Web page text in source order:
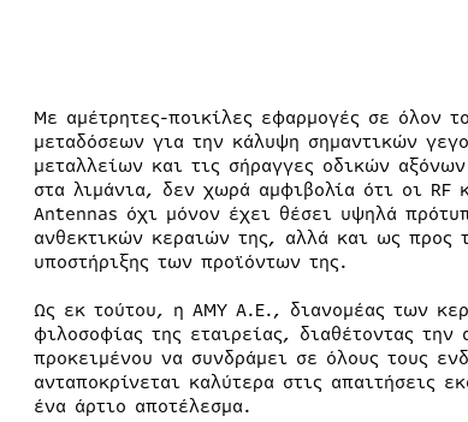
Με αμέτρητες-ποικίλες εφαρμογές σε όλον
μεταδόσεων για την κάλυψη σημαντικών
μεταλλείων και τις σήραγγες οδικών
στα λιμάνια, δεν χωρά αμφιβολία ότι οι
Antennas όχι μόνον έχει θέσει υψηλά
ανθεκτικών κεραιών της, αλλά και ως προς
υποστήριξης των προϊόντων της.
Ως εκ τούτου, η AMY Α.Ε., διανομέας των
φιλοσοφίας της εταιρείας, διαθέτοντας
προκειμένου να συνδράμει σε όλους τους
ανταποκρίνεται καλύτερα στις απαιτήσεις
ένα άρτιο αποτέλεσμα.